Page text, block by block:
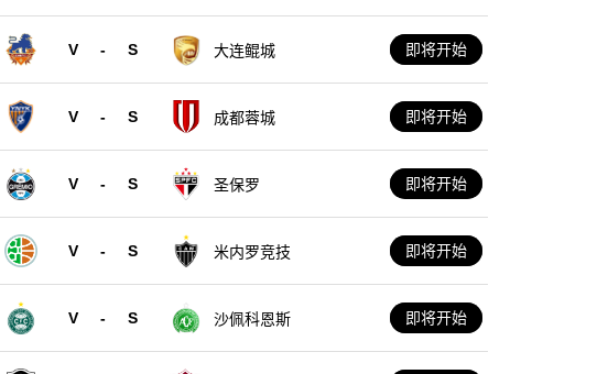
V - S 大连鲲城 即将开始
V - S 成都蓉城 即将开始
V - S 圣保罗 即将开始
V - S 米内罗竞技 即将开始
V - S 沙佩科恩斯 即将开始